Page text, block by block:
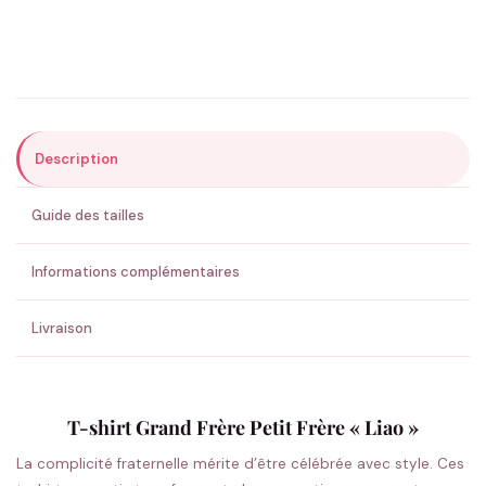
ENVOYER MA DEMANDE ✨
💚 Retour sous 24-48h🇫🇷 Flocage en France✅ Validation avant fabrication
Description
Guide des tailles
Informations complémentaires
Livraison
T-shirt Grand Frère Petit Frère « Liao »
La complicité fraternelle mérite d’être célébrée avec style. Ces